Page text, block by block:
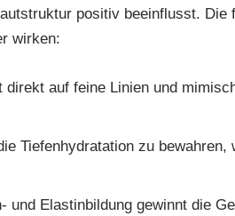
positiv beeinflusst. Die
wirken:
auf feine Linien und
Tiefenhydratation zu bewahren,
und Elastinbildung gewinnt die